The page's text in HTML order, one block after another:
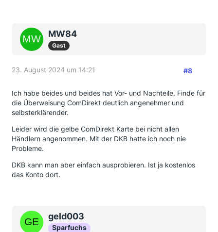
MW84
Gast
23. August 2024 um 14:21 #8
Ich habe beides und beides hat Vor- und Nachteile. Finde für
die Überweisung ComDirekt deutlich angenehmer und
selbsterklärender.
Leider wird die gelbe ComDirekt Karte bei nicht allen
Händlern angenommen. Mit der DKB hatte ich noch nie
Probleme.
DKB kann man aber einfach ausprobieren. Ist ja kostenlos
das Konto dort.
geld003
Sparfuchs